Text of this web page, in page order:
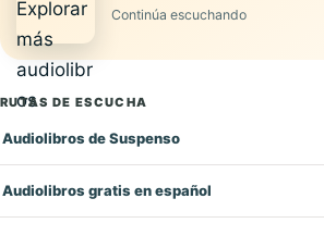
Continúa escuchando
RUTAS DE ESCUCHA
Audiolibros de Suspenso
Audiolibros gratis en español